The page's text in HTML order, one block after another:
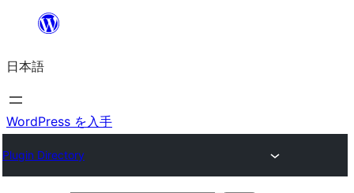
を
ス
キ
プ
日本語
WordPress を入手
Plugin Directory